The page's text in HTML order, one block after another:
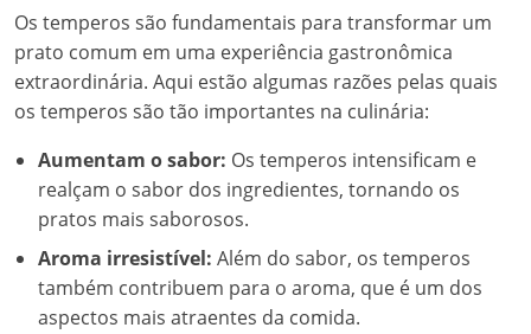
Os temperos são fundamentais para transformar um
prato comum em uma experiência gastronômica
extraordinária. Aqui estão algumas razões pelas quais
os temperos são tão importantes na culinária:
Aumentam o sabor: Os temperos intensificam e
realçam o sabor dos ingredientes, tornando os
pratos mais saborosos.
Aroma irresistível: Além do sabor, os temperos
também contribuem para o aroma, que é um dos
aspectos mais atraentes da comida.